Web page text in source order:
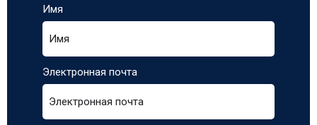
Имя
Электронная почта